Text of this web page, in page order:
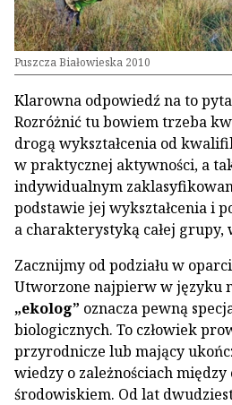
Puszcza Białowieska 2010
Klarowna odpowiedź na to
Rozróżnić tu bowiem trzeba
drogą wykształcenia od
w praktycznej aktywności, a
indywidualnym
podstawie jej wykształcenia i
a charakterystyką całej grupy,
Zacznijmy od podziału w
Utworzone najpierw w języku
„ekolog” oznacza pewną
biologicznych. To człowiek
przyrodnicze lub mający
wiedzy o zależnościach
środowiskiem. Od lat